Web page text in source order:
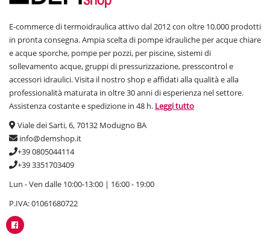
E-commerce di termoidraulica attivo dal 2012 con oltre 10.000 prodotti
in pronta consegna. Ampia scelta di pompe idrauliche per acque chiare
e acque sporche, pompe per pozzi, per piscine, sistemi di
sollevamento acque, gruppi di pressurizzazione, presscontrol e
accessori idraulici. Visita il nostro shop e affidati alla qualità e alla
professionalità maturata in oltre 30 anni di esperienza nel settore.
Assistenza costante e spedizione in 48 h. Leggi tutto
Viale dei Sarti, 6, 70132 Modugno BA
info@demshop.it
+39 0805044114
+39 3351703409
Lun - Ven dalle 10:00-13:00 | 16:00 - 19:00
P.IVA: 01061680722